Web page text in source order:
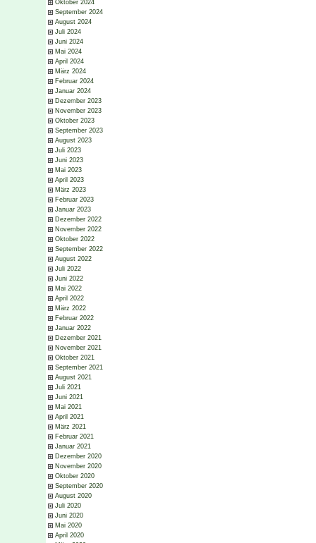
Oktober 2024
September 2024
August 2024
Juli 2024
Juni 2024
Mai 2024
April 2024
März 2024
Februar 2024
Januar 2024
Dezember 2023
November 2023
Oktober 2023
September 2023
August 2023
Juli 2023
Juni 2023
Mai 2023
April 2023
März 2023
Februar 2023
Januar 2023
Dezember 2022
November 2022
Oktober 2022
September 2022
August 2022
Juli 2022
Juni 2022
Mai 2022
April 2022
März 2022
Februar 2022
Januar 2022
Dezember 2021
November 2021
Oktober 2021
September 2021
August 2021
Juli 2021
Juni 2021
Mai 2021
April 2021
März 2021
Februar 2021
Januar 2021
Dezember 2020
November 2020
Oktober 2020
September 2020
August 2020
Juli 2020
Juni 2020
Mai 2020
April 2020